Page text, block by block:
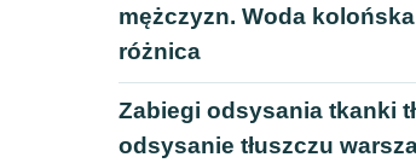
mężczyzn. Woda
różnica
Zabiegi odsysania tkanki
odsysanie tłuszczu